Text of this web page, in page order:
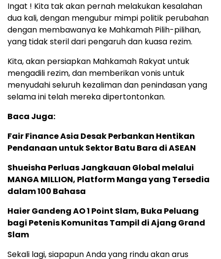
Ingat ! Kita tak akan pernah melakukan kesalahan
dua kali, dengan mengubur mimpi politik perubahan
dengan membawanya ke Mahkamah Pilih-pilihan,
yang tidak steril dari pengaruh dan kuasa rezim.
Kita, akan persiapkan Mahkamah Rakyat untuk
mengadili rezim, dan memberikan vonis untuk
menyudahi seluruh kezaliman dan penindasan yang
selama ini telah mereka dipertontonkan.
Baca Juga:
Fair Finance Asia Desak Perbankan Hentikan
Pendanaan untuk Sektor Batu Bara di ASEAN
Shueisha Perluas Jangkauan Global melalui
MANGA MILLION, Platform Manga yang Tersedia
dalam 100 Bahasa
Haier Gandeng AO 1 Point Slam, Buka Peluang
bagi Petenis Komunitas Tampil di Ajang Grand
Slam
Sekali lagi, siapapun Anda yang rindu akan arus